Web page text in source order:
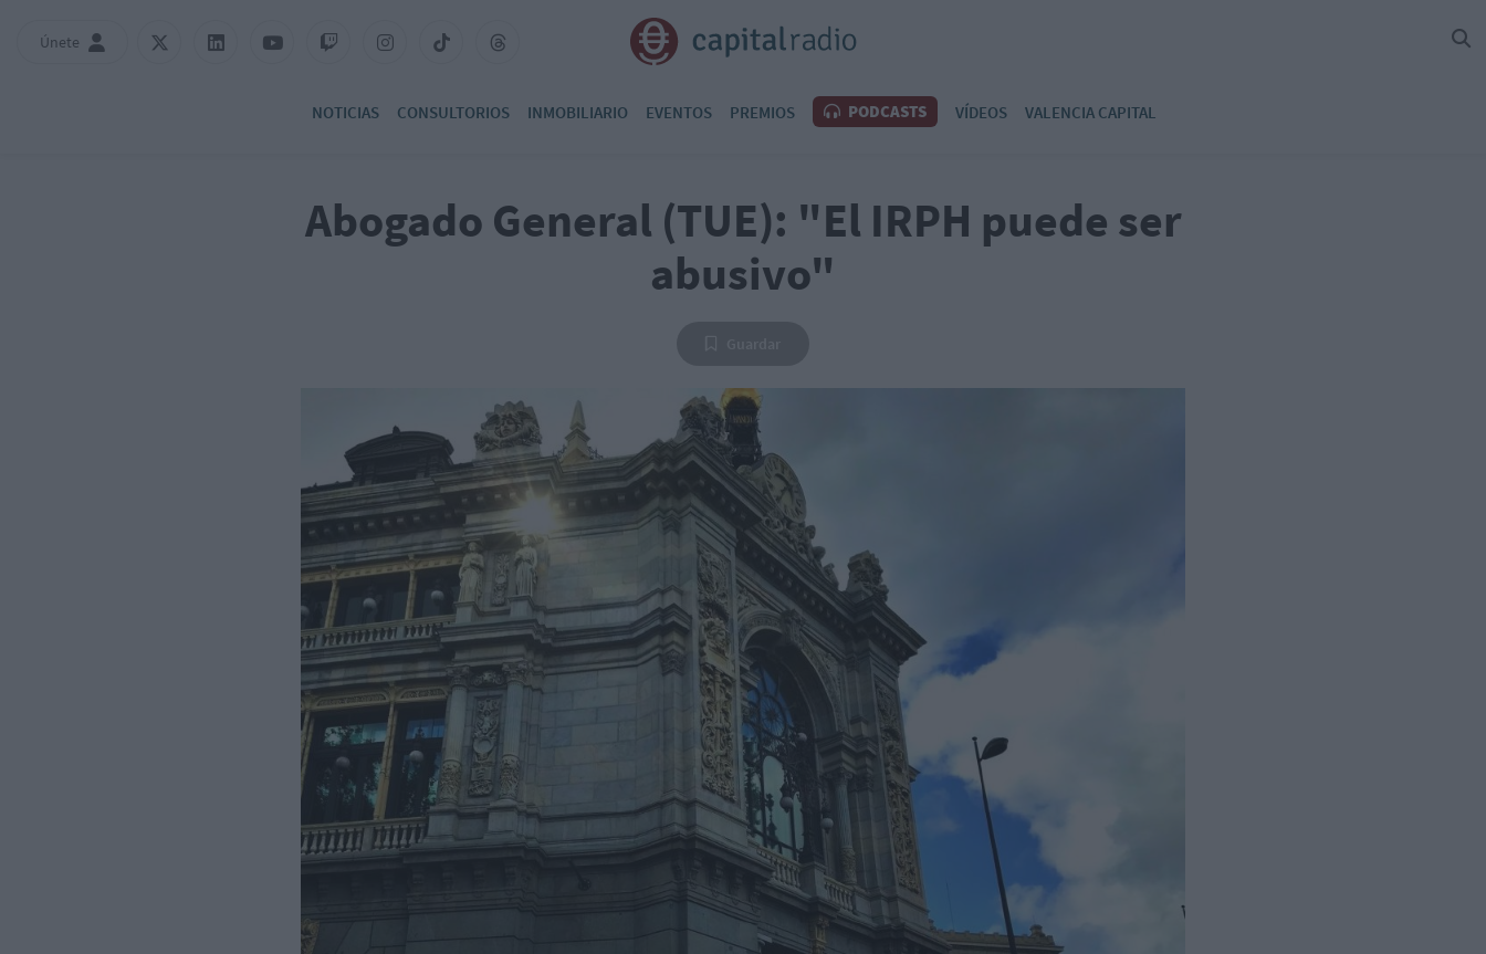
Únete
NOTICIAS CONSULTORIOS INMOBILIARIO EVENTOS PREMIOS PODCASTS VÍDEOS VALENCIA CAPITAL
Abogado General (TUE): "El IRPH puede ser
abusivo"